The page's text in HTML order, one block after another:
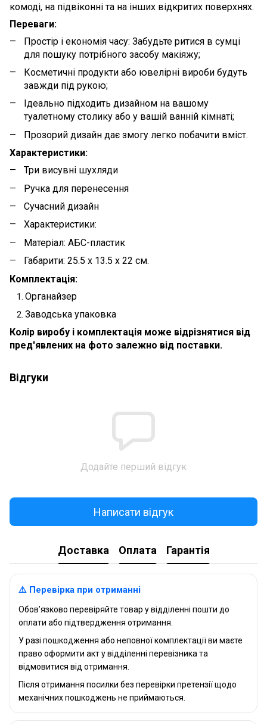
комоді, на підвіконні та на інших відкритих поверхнях.
Переваги:
Простір і економія часу: Забудьте ритися в сумці
для пошуку потрібного засобу макіяжу;
Косметичні продукти або ювелірні вироби будуть
завжди під рукою;
Ідеально підходить дизайном на вашому
туалетному столику або у вашій ванній кімнаті;
Прозорий дизайн дає змогу легко побачити вміст.
Характеристики:
Три висувні шухляди
Ручка для перенесення
Сучасний дизайн
Характеристики:
Матеріал: АБС-пластик
Габарити: 25.5 х 13.5 х 22 см.
Комплектація:
Органайзер
Заводська упаковка
Колір виробу і комплектація може відрізнятися від
пред'явлених на фото залежно від поставки.
Відгуки
Додайте перший відгук
Написати відгук
Доставка Оплата Гарантія
⚠️ Перевірка при отриманні
Обов’язково перевіряйте товар у відділенні пошти до
оплати або підтвердження отримання.
У разі пошкодження або неповної комплектації ви маєте
право оформити акт у відділенні перевізника та
відмовитися від отримання.
Після отримання посилки без перевірки претензії щодо
механічних пошкоджень не приймаються.